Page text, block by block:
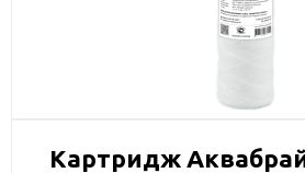
Картридж